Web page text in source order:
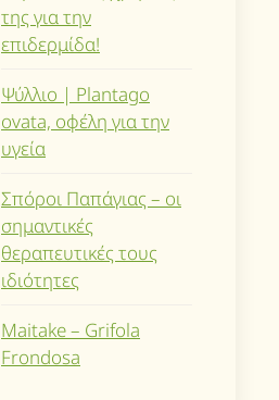
της για την
επιδερμίδα!
Ψύλλιο | Plantago
ovata, οφέλη για την
υγεία
Σπόροι Παπάγιας – οι
σημαντικές
θεραπευτικές τους
ιδιότητες
Maitake – Grifola
Frondosa